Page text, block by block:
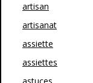
artisan
artisanat
assiette
assiettes